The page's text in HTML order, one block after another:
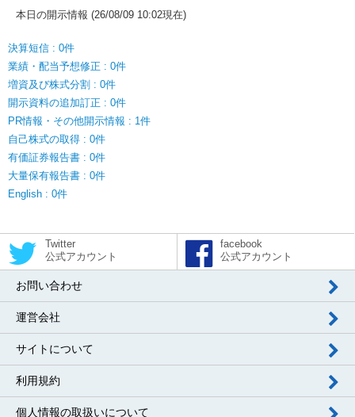
本日の開示情報 (26/08/09 10:02現在)
決算短信 : 0件
業績・配当予想修正 : 0件
増資及び株式分割 : 0件
開示資料の追加訂正 : 0件
PR情報・その他開示情報 : 1件
自己株式の取得 : 0件
有価証券報告書 : 0件
大量保有報告書 : 0件
English : 0件
Twitter
公式アカウント
facebook
公式アカウント
お問い合わせ
運営会社
サイトについて
利用規約
個人情報の取扱いについて